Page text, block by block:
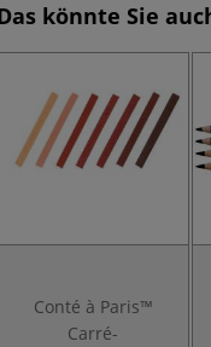
könnte Sie
Conté à Paris™
Carré-